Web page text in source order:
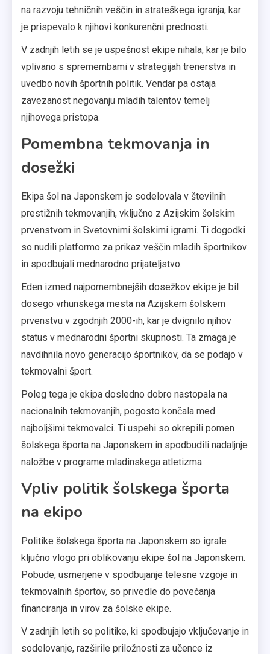
na razvoju tehničnih veščin in strateškega igranja, kar
je prispevalo k njihovi konkurenčni prednosti.
V zadnjih letih se je uspešnost ekipe nihala, kar je bilo
vplivano s spremembami v strategijah trenerstva in
uvedbo novih športnih politik. Vendar pa ostaja
zavezanost negovanju mladih talentov temelj
njihovega pristopa.
Pomembna tekmovanja in
dosežki
Ekipa šol na Japonskem je sodelovala v številnih
prestižnih tekmovanjih, vključno z Azijskim šolskim
prvenstvom in Svetovnimi šolskimi igrami. Ti dogodki
so nudili platformo za prikaz veščin mladih športnikov
in spodbujali mednarodno prijateljstvo.
Eden izmed najpomembnejših dosežkov ekipe je bil
dosego vrhunskega mesta na Azijskem šolskem
prvenstvu v zgodnjih 2000-ih, kar je dvignilo njihov
status v mednarodni športni skupnosti. Ta zmaga je
navdihnila novo generacijo športnikov, da se podajo v
tekmovalni šport.
Poleg tega je ekipa dosledno dobro nastopala na
nacionalnih tekmovanjih, pogosto končala med
najboljšimi tekmovalci. Ti uspehi so okrepili pomen
šolskega športa na Japonskem in spodbudili nadaljnje
naložbe v programe mladinskega atletizma.
Vpliv politik šolskega športa
na ekipo
Politike šolskega športa na Japonskem so igrale
ključno vlogo pri oblikovanju ekipe šol na Japonskem.
Pobude, usmerjene v spodbujanje telesne vzgoje in
tekmovalnih športov, so privedle do povečanja
financiranja in virov za šolske ekipe.
V zadnjih letih so politike, ki spodbujajo vključevanje in
sodelovanje, razširile priložnosti za učence iz